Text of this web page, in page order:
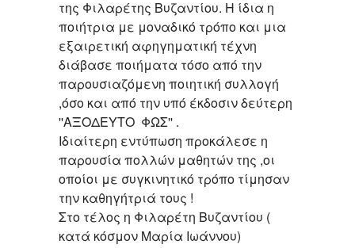
της Φιλαρέτης Βυζαντίου. Η ίδια η
ποιήτρια με μοναδικό τρόπο και μια
εξαιρετική αφηγηματική τέχνη
διάβασε ποιήματα τόσο από την
παρουσιαζόμενη ποιητική συλλογή
,όσο και από την υπό έκδοσιν δεύτερη
''ΑΞΟΔΕΥΤΟ ΦΩΣ'' .
Ιδιαίτερη εντύπωση προκάλεσε η
παρουσία πολλών μαθητών της ,οι
οποίοι με συγκινητικό τρόπο τίμησαν
την καθηγήτριά τους !
Στο τέλος η Φιλαρέτη Βυζαντίου (
κατά κόσμον Μαρία Ιωάννου)